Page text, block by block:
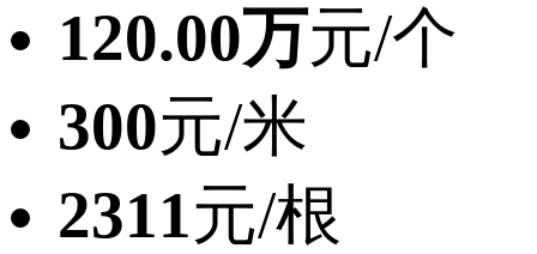
120.00万元/个
300元/米
2311元/根